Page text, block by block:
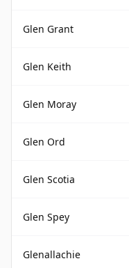
Glen Grant
Glen Keith
Glen Moray
Glen Ord
Glen Scotia
Glen Spey
Glenallachie